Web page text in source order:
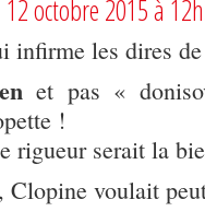
12 octobre 2015 à
infirme les dires
et pas «
!
rigueur serait la
Clopine voulait